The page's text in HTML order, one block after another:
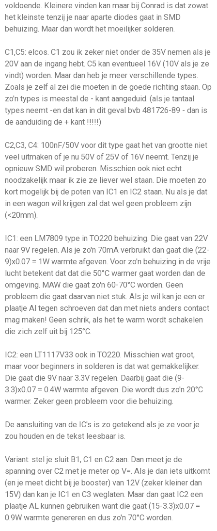
voldoende. Kleinere vinden kan maar bij Conrad is dat zowat
het kleinste tenzij je naar aparte diodes gaat in SMD
behuizing. Maar dan wordt het moeilijker solderen.
C1,C5: elcos. C1 zou ik zeker niet onder de 35V nemen als je
20V aan de ingang hebt. C5 kan eventueel 16V (10V als je ze
vindt) worden. Maar dan heb je meer verschillende types.
Zoals je zelf al zei die moeten in de goede richting staan. Op
zo'n types is meestal de - kant aangeduid. (als je tantaal
types neemt -en dat kan in dit geval bvb 481726-89 - dan is
de aanduiding de + kant !!!!!)
C2,C3, C4: 100nF/50V voor dit type gaat het van grootte niet
veel uitmaken of je nu 50V of 25V of 16V neemt. Tenzij je
opnieuw SMD wil proberen. Misschien ook niet echt
noodzakelijk maar ik zie ze liever wel staan. Die moeten zo
kort mogelijk bij de poten van IC1 en IC2 staan. Nu als je dat
in een wagon wil krijgen zal dat wel geen probleem zijn
(<20mm).
IC1: een LM7809 type in TO220 behuizing. Die gaat van 22V
naar 9V regelen. Als je zo'n 70mA verbruikt dan gaat die (22-
9)x0.07 = 1W warmte afgeven. Voor zo'n behuizing in de vrije
lucht betekent dat dat die 50°C warmer gaat worden dan de
omgeving. MAW die gaat zo'n 60-70°C worden. Geen
probleem die gaat daarvan niet stuk. Als je wil kan je een er
plaatje Al tegen schroeven dat dan met niets anders contact
mag maken! Geen schrik, als het te warm wordt schakelen
die zich zelf uit bij 125°C.
IC2: een LT1117V33 ook in TO220. Misschien wat groot,
maar voor beginners in solderen is dat wat gemakkelijker.
Die gaat die 9V naar 3.3V regelen. Daarbij gaat die (9-
3.3)x0.07 = 0.4W warmte afgeven. Die wordt dus zo'n 20°C
warmer. Zeker geen probleem voor die behuizing.
De aansluiting van de IC's is zo getekend als je ze voor je
zou houden en de tekst leesbaar is.
Variant: stel je sluit B1, C1 en C2 aan. Dan meet je de
spanning over C2 met je meter op V=. Als je dan iets uitkomt
(en je meet dicht bij je booster) van 12V (zeker kleiner dan
15V) dan kan je IC1 en C3 weglaten. Maar dan gaat IC2 een
plaatje AL kunnen gebruiken want die gaat (15-3.3)x0.07 =
0.9W warmte genereren en dus zo'n 70°C worden.